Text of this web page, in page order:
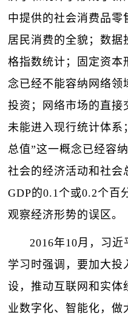
中提供的社会消费品零
居民消费的全貌；数据
格指数统计；固定资本
念已经不能容纳网络领
投资；网络市场的直接
未能进入现行统计体系
总值”这一概念已经容
社会的经济活动和社会
GDP的0.1个或0.2个百
观察经济形势的误区。
2016年10月，习
学习时强调，要加大投
设，推动互联网和实体
业数字化、智能化，做